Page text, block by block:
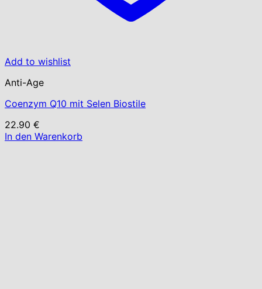
Add to wishlist
Anti-Age
Coenzym Q10 mit Selen Biostile
22.90 €
In den Warenkorb